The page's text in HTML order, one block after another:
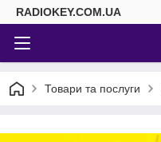
RADIOKEY.COM.UA
Товари та послуги